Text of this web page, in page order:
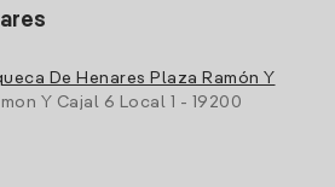
De Henares Plaza Ramón Y
Y Cajal 6 Local 1 - 19200